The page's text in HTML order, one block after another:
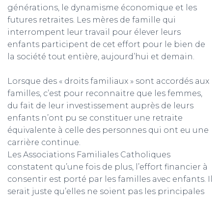
générations, le dynamisme économique et les
futures retraites. Les mères de famille qui
interrompent leur travail pour élever leurs
enfants participent de cet effort pour le bien de
la société tout entière, aujourd’hui et demain.
Lorsque des « droits familiaux » sont accordés aux
familles, c’est pour reconnaitre que les femmes,
du fait de leur investissement auprès de leurs
enfants n’ont pu se constituer une retraite
équivalente à celle des personnes qui ont eu une
carrière continue.
Les Associations Familiales Catholiques
constatent qu’une fois de plus, l’effort financier à
consentir est porté par les familles avec enfants. Il
serait juste qu’elles ne soient pas les principales